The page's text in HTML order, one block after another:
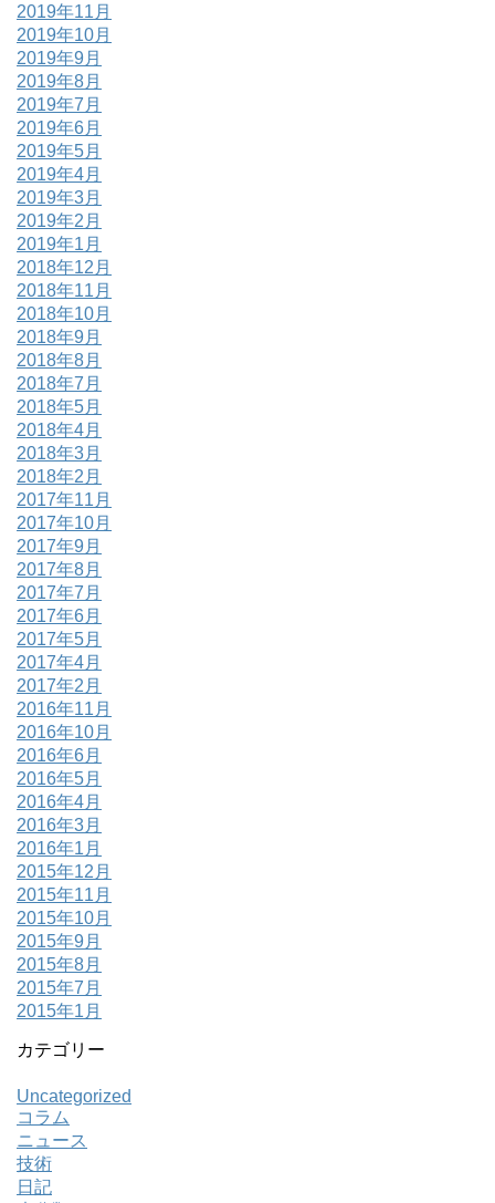
2019年11月
2019年10月
2019年9月
2019年8月
2019年7月
2019年6月
2019年5月
2019年4月
2019年3月
2019年2月
2019年1月
2018年12月
2018年11月
2018年10月
2018年9月
2018年8月
2018年7月
2018年5月
2018年4月
2018年3月
2018年2月
2017年11月
2017年10月
2017年9月
2017年8月
2017年7月
2017年6月
2017年5月
2017年4月
2017年2月
2016年11月
2016年10月
2016年6月
2016年5月
2016年4月
2016年3月
2016年1月
2015年12月
2015年11月
2015年10月
2015年9月
2015年8月
2015年7月
2015年1月
カテゴリー
Uncategorized
コラム
ニュース
技術
日記